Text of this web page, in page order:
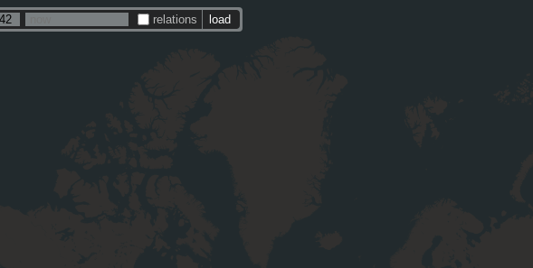
relations load